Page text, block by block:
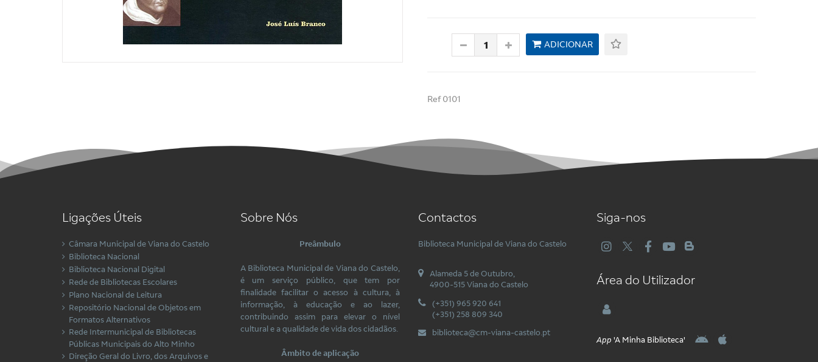
ADICIONAR
Ref 0101
Ligações Úteis
Câmara Municipal de Viana do Castelo
Biblioteca Nacional
Biblioteca Nacional Digital
Rede de Bibliotecas Escolares
Plano Nacional de Leitura
Repositório Nacional de Objetos em
Formatos Alternativos
Rede Intermunicipal de Bibliotecas
Públicas Municipais do Alto Minho
Direção Geral do Livro, dos Arquivos e
Sobre Nós
Preâmbulo
A Biblioteca Municipal de Viana do Castelo,
é um serviço público, que tem por
finalidade facilitar o acesso à cultura, à
informação, à educação e ao lazer,
contribuindo assim para elevar o nível
cultural e a qualidade de vida dos cidadãos.
Âmbito de aplicação
Contactos
Biblioteca Municipal de Viana do Castelo
Alameda 5 de Outubro,
4900-515 Viana do Castelo
(+351) 965 920 641
(+351) 258 809 340
biblioteca@cm-viana-castelo.pt
Siga-nos
Área do Utilizador
App 'A Minha Biblioteca'